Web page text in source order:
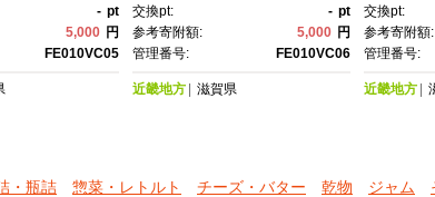
- pt
5,000 円
FE010VC05
交換pt: - pt
参考寄附額:
5,000 円
管理番号:
FE010VC06
近畿地方 滋賀県
交換pt:
参考寄附額:
管理番号:
近畿地方
・瓶詰 惣菜・レトルト チーズ・バター 乾物 ジャム